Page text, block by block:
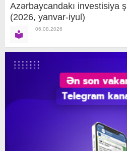
Azərbaycandakı investisiya
(2026, yanvar-iyul)
06.08.2026